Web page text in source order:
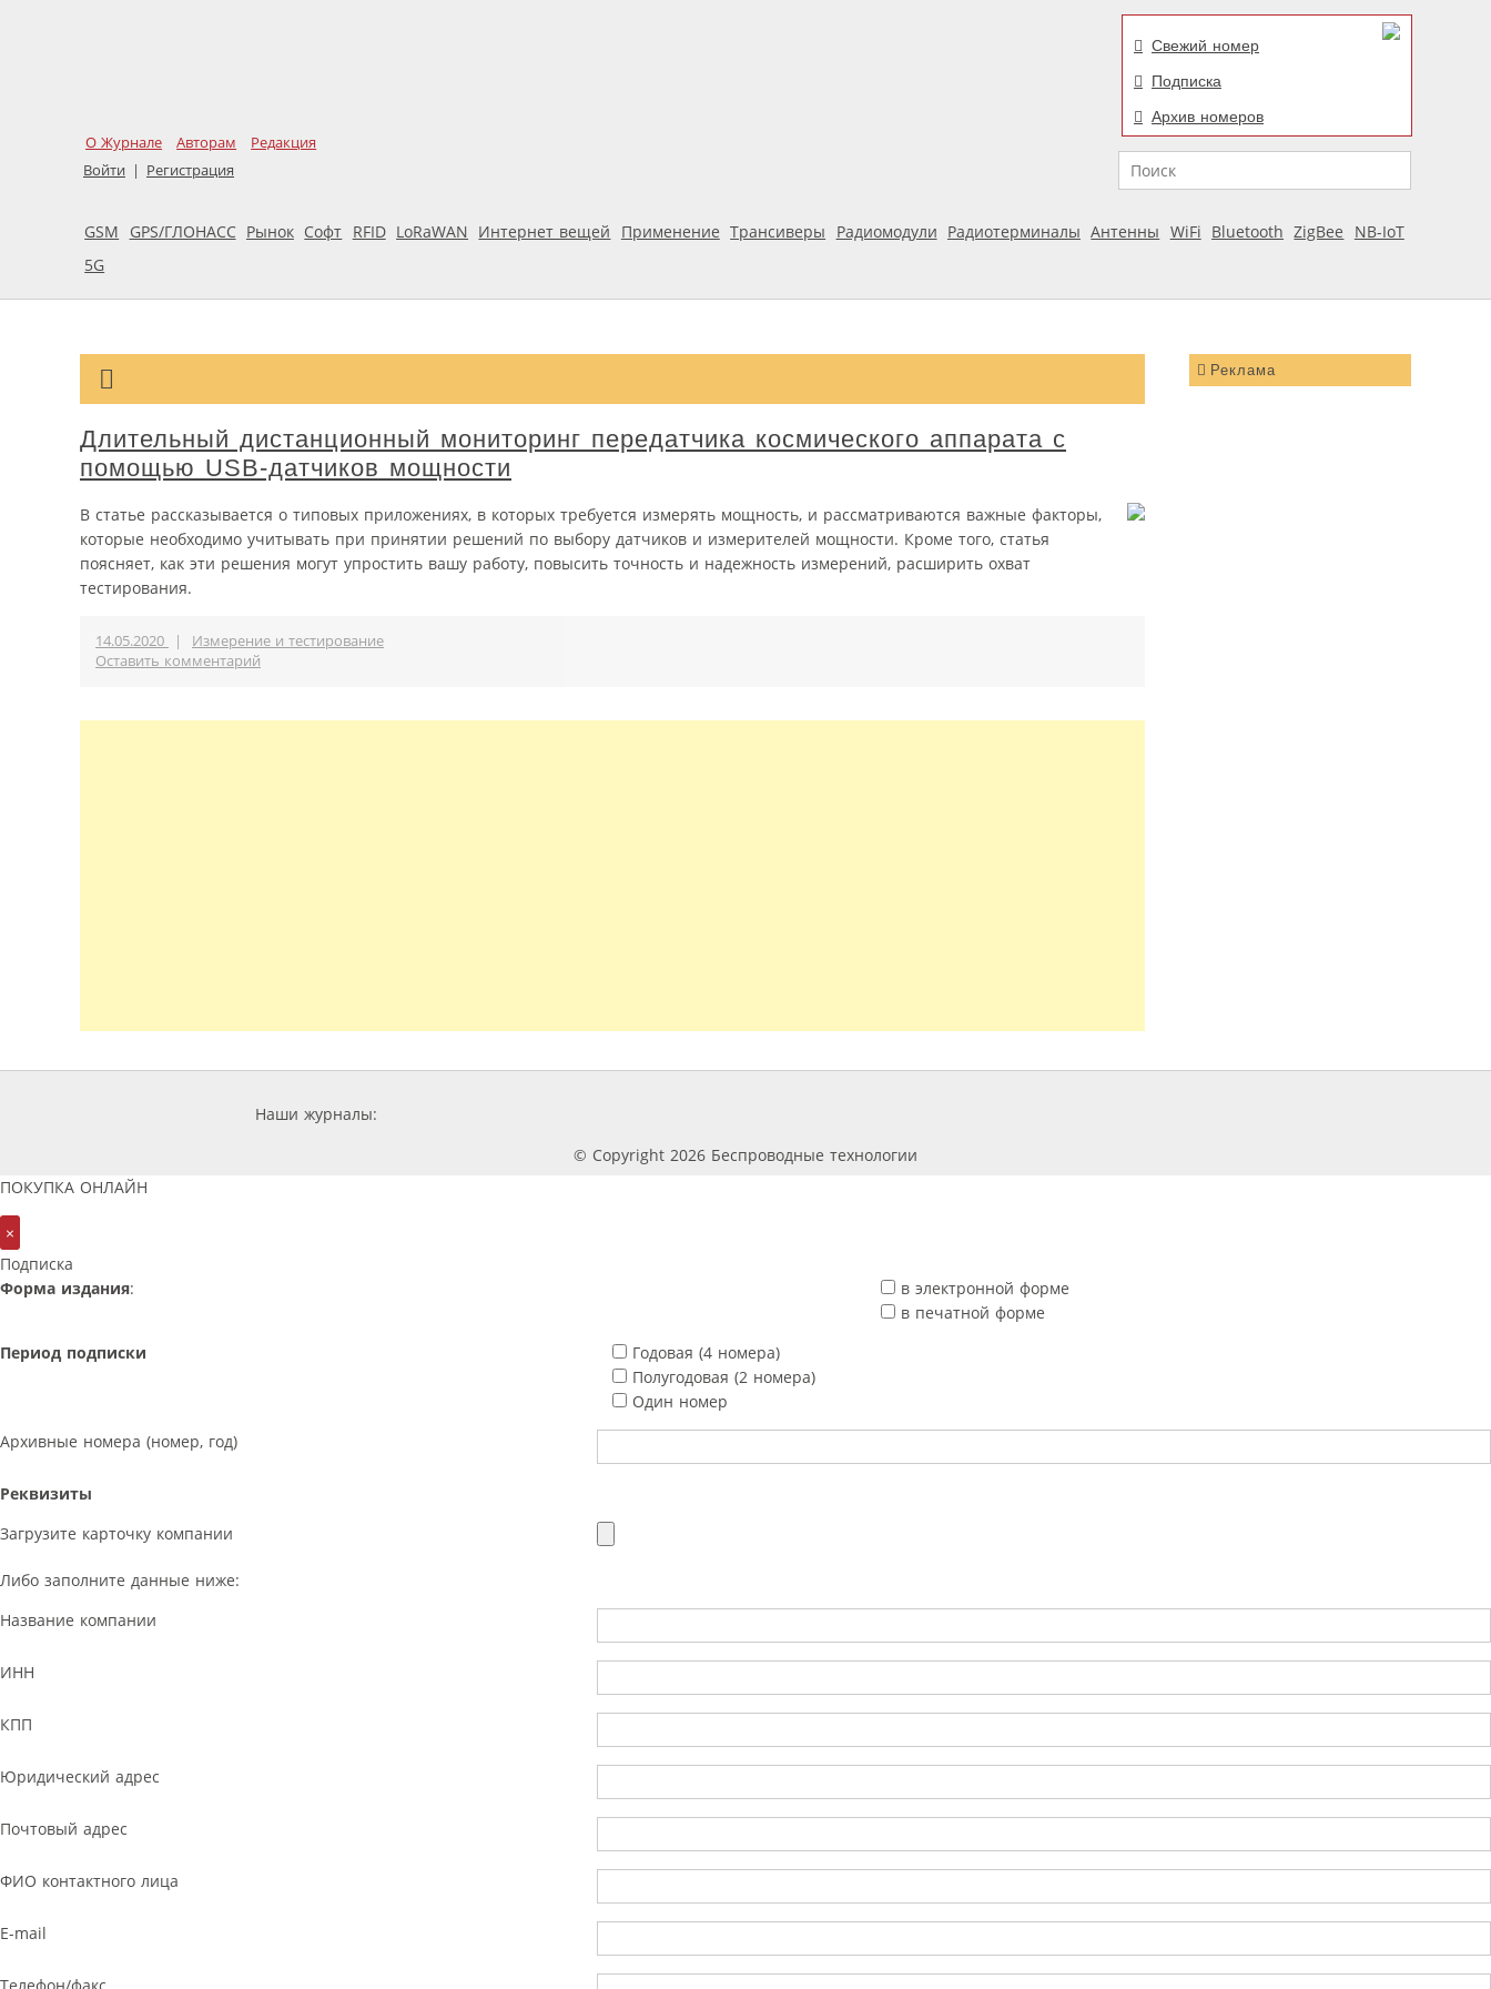
О Журнале Авторам
Редакция
Войти | Регистрация
Свежий номер
Подписка
Архив номеров
Поиск
GSM GPS/ГЛОНАСС Рынок Софт RFID LoRaWAN Интернет вещей Применение Трансиверы Радиомодули Радиотерминалы Антенны WiFi Bluetooth ZigBee
NB-IoT
5G
Реклама
Длительный дистанционный мониторинг передатчика космического аппарата с
помощью USB-датчиков мощности
В статье рассказывается о типовых приложениях, в которых требуется измерять мощность, и рассматриваются важные факторы,
которые необходимо учитывать при принятии решений по выбору датчиков и измерителей мощности. Кроме того, статья
поясняет, как эти решения могут упростить вашу работу, повысить точность и надежность измерений, расширить охват
тестирования.
14.05.2020 |
Измерение и тестирование
Оставить комментарий
Наши журналы:
© Copyright 2026 Беспроводные технологии
ПОКУПКА ОНЛАЙН
×
Подписка
Форма издания:
в электронной форме
в печатной форме
Период подписки
Годовая (4 номера)
Полугодовая (2 номера)
Один номер
Архивные номера (номер, год)
Реквизиты
Загрузите карточку компании
Либо заполните данные ниже:
Название компании
ИНН
КПП
Юридический адрес
Почтовый адрес
ФИО контактного лица
E-mail
Телефон/факс